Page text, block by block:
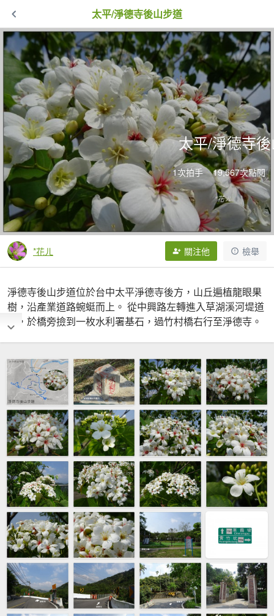
太平/淨德寺後山步道
太平/淨德寺
1次拍手 19,567次點閱
*花ㄦ 關注他 檢舉
淨德寺後山步道位於台中太平淨德寺後方，山丘遍植龍眼果
樹，沿產業道路蜿蜓而上。 從中興路左轉進入草湖溪河堤道
路，於橋旁撿到一枚水利署基石，過竹村橋右行至淨德寺。